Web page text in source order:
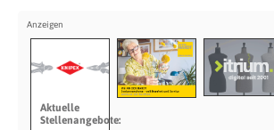
Aktuelle
Stellenangebote: